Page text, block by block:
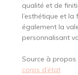
qualité et de
l’esthétique et
également la
personnalisant
Source à propos
corps d’état